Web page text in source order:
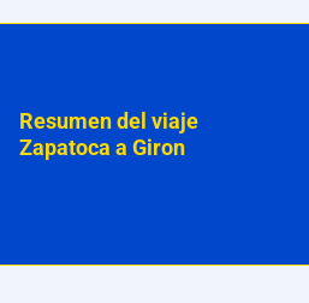
Resumen del viaje
Zapatoca a Giron